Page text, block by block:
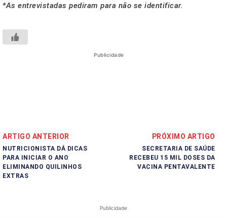
*As entrevistadas pediram para não se identificar.
Publicidade
ARTIGO ANTERIOR
NUTRICIONISTA DÁ DICAS
PARA INICIAR O ANO
ELIMINANDO QUILINHOS
EXTRAS
PRÓXIMO ARTIGO
SECRETARIA DE SAÚDE
RECEBEU 15 MIL DOSES DA
VACINA PENTAVALENTE
Publicidade